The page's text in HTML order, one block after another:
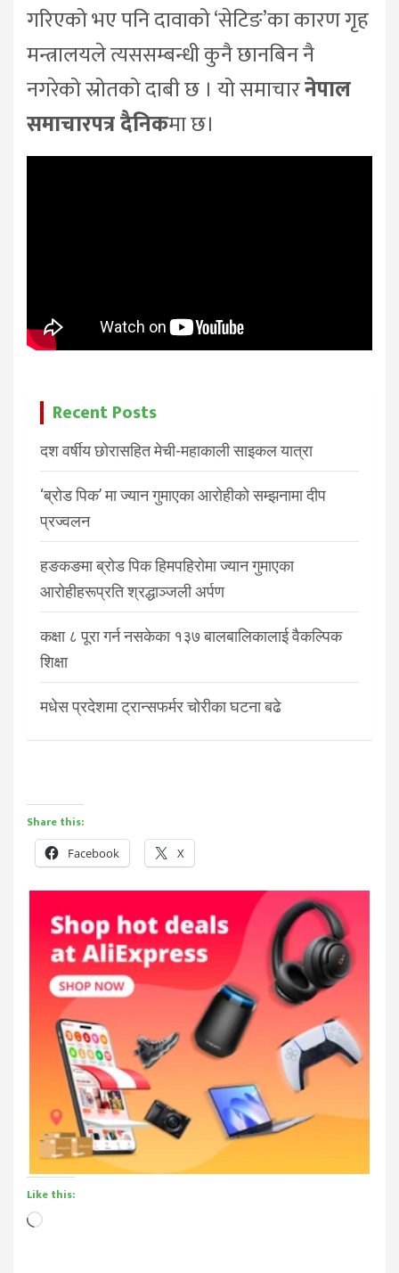
गरिएको भए पनि दावाको ‘सेटिङ’का कारण गृह
मन्त्रालयले त्यससम्बन्धी कुनै छानबिन नै
नगरेको स्रोतको दाबी छ । यो समाचारनेपाल
समाचारपत्र दैनिकमा छ।
Recent Posts
दश वर्षीय छोरासहित मेची-महाकाली साइकल यात्रा
‘ब्रोड पिक’ मा ज्यान गुमाएका आरोहीको सम्झनामा दीप
प्रज्वलन
हङकङमा ब्रोड पिक हिमपहिरोमा ज्यान गुमाएका
आरोहीहरूप्रति श्रद्धाञ्जली अर्पण
कक्षा ८ पूरा गर्न नसकेका १३७ बालबालिकालाई वैकल्पिक
शिक्षा
मधेस प्रदेशमा ट्रान्सफर्मर चोरीका घटना बढे
Share this:
Facebook X
Like this:
Loading…